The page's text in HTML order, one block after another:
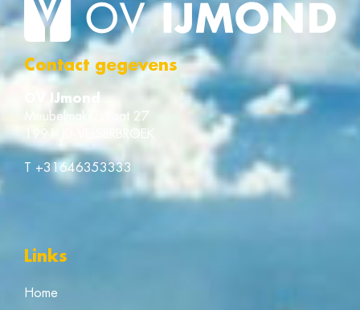
Contact gegevens
OV IJmond
Meubelmakerstraat 27
1991 JD VELSERBROEK
T +31646353333
Links
Home